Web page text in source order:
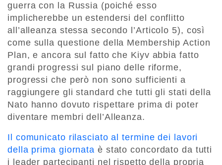
guerra con la Russia (poiché esso
implicherebbe un estendersi del conflitto
all’alleanza stessa secondo l’Articolo 5), così
come sulla questione della Membership Action
Plan, e ancora sul fatto che Kiyv abbia fatto
grandi progressi sul piano delle riforme,
progressi che però non sono sufficienti a
raggiungere gli standard che tutti gli stati della
Nato hanno dovuto rispettare prima di poter
diventare membri dell’Alleanza.
Il comunicato rilasciato al termine dei lavori
della prima giornata è stato concordato da tutti
i leader partecipanti nel rispetto della propria